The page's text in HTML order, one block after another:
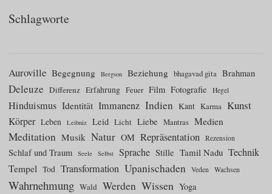
Schlagworte
Auroville Begegnung Bergson Beziehung bhagavad gita Brahman
Deleuze Differenz Erfahrung Feuer Film Fotografie Hegel
Hinduismus Identität Immanenz Indien Kant Karma Kunst
Körper Leben Leibniz Leid Licht Liebe Mantras Medien
Meditation Musik Natur OM Repräsentation Rezension
Schlaf und Traum Seele Selbst Sprache Stille Tamil Nadu Technik
Tempel Tod Transformation Upanischaden Veden Wachsen
Wahrnehmung Wald Werden Wissen Yoga